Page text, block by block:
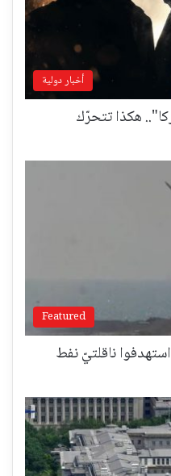
أخبار دولية
هكذا تتحرّك
Featured
ناقلتيّ نفط